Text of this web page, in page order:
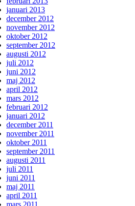
januari 2013
december 2012
november 2012
oktober 2012
september 2012
augusti 2012
juli 2012
juni 2012
maj 2012
april 2012
mars 2012
februari 2012
januari 2012
december 2011
november 2011
oktober 2011
september 2011
augusti 2011
juli 2011
juni 2011
maj 2011
april 2011
mars 2011